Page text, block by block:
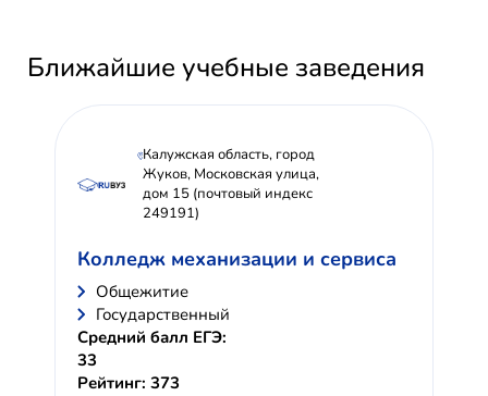
Ближайшие учебные заведения
Калужская область, город
Жуков, Московская улица,
дом 15 (почтовый индекс
249191)
Колледж механизации и сервиса
Общежитие
Государственный
Средний балл ЕГЭ:
33
Рейтинг: 373